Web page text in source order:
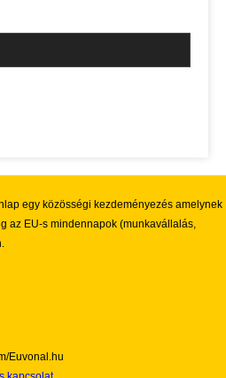
egy közösségi kezdeményezés amelynek
az EU-s mindennapok (munkavállalás,
Euvonal.hu